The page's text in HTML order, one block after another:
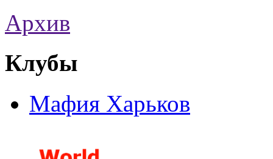
Архив
Клубы
Мафия Харьков